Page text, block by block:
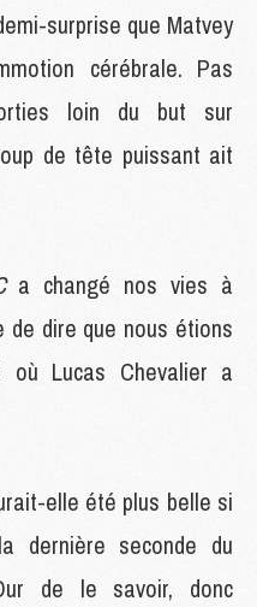
surprise que Matvey
cérébrale. Pas
loin du but sur
de tête puissant ait
a changé nos vies à
dire que nous étions
où Lucas Chevalier a
elle été plus belle si
dernière seconde du
de le savoir, donc